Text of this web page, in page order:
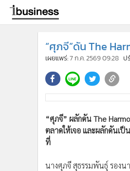
“ศุภจี”ดัน The
เผยแพร่:7 ก.ค. 2569 09:28 ป
“ศุภจี” ผลักดัน The
ตลาดให้เจอ และผลักดันเ
ที่
นางศุภจี สุธรรมพันธุ์ รองน